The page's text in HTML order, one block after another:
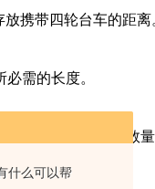
什么可以帮
携带四轮台车的距离
需的长度。
空间增减四轮台车数量